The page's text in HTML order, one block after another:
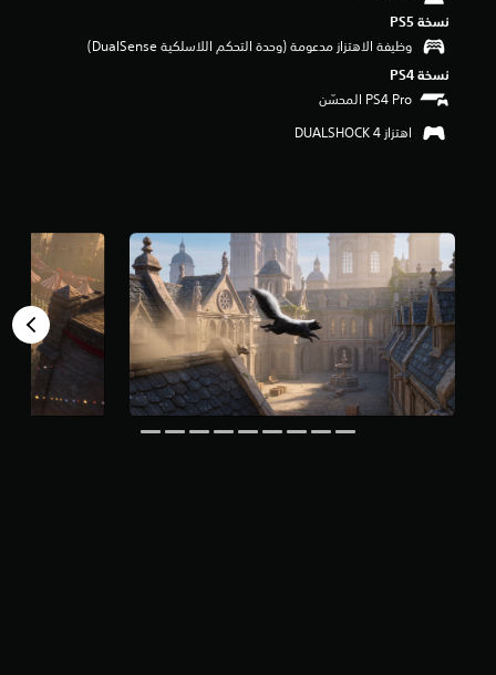
نسخة PS5‏
وظيفة الاهتزاز مدعومة (وحدة التحكم اللاسلكية DualSense‏)
نسخة PS4‏
اهتزاز DUALSHOCK 4‏